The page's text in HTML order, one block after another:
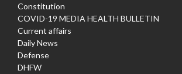
Constitution
COVID-19 MEDIA HEALTH BULLETIN
Current affairs
Daily News
Defense
DHFW